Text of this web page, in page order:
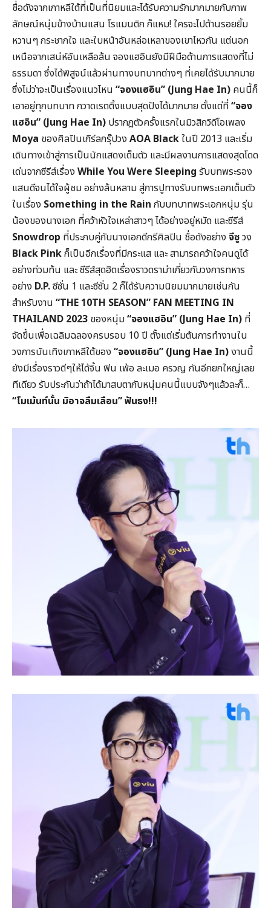
ชื่อดังจากเกาหลีใต้ที่เป็นที่นิยมและได้รับความรักมากมายกับภาพ
ลักษณ์หนุ่มข้างบ้านแสน โรแมนติก ก็แหม! ใครจะไปต้านรอยยิ้ม
หวานๆ กระชากใจ และใบหน้าอันหล่อเหลาของเขาไหวกัน แต่นอก
เหนือจากเสน่ห์อันเหลือล้น จองแฮอินยังมีฝีมือด้านการแสดงที่ไม่
ธรรมดา ซึ่งได้พิสูจน์แล้วผ่านทางบทบาทต่างๆ ที่เคยได้รับมากมาย
ซึ่งไม่ว่าจะเป็นเรื่องแนวไหน “จองแฮอิน” (Jung Hae In) คนนี้ก็
เอาอยู่ทุกบทบาท กวาดเรตติ้งแบบสุดปังได้มากมาย ตั้งแต่ที่“จอง
แฮอิน” (Jung Hae In) ปรากฎตัวครั้งแรกในมิวสิกวิดีโอเพลง
Moya ของศิลปินเกิร์ลกรุ๊ปวง AOA Blackในปี 2013 และเริ่ม
เดินทางเข้าสู่การเป็นนักแสดงเต็มตัว และมีผลงานการแสดงสุดโดด
เด่นจากซีรีส์เรื่อง While You Were Sleeping รับบทพระรอง
แสนดีจนได้ใจผู้ชม อย่างล้นหลาม สู่การปูทางรับบทพระเอกเต็มตัว
ในเรื่อง Something in the Rain กับบทบาทพระเอกหนุ่ม รุ่น
น้องของนางเอก ที่คว้าหัวใจเหล่าสาวๆ ได้อย่างอยู่หมัด และซีรีส์
Snowdrop ที่ประกบคู่กับนางเอกดีกรีศิลปิน ชื่อดังอย่าง จีซูวง
Black Pinkก็เป็นอีกเรื่องที่มีกระแส และ สามารถคว้าใจคนดูได้
อย่างท่วมท้น และ ซีรีส์สุดฮิตเรื่องราวดราม่าเกี่ยวกับวงการทหาร
อย่าง D.P.ซีซั่น 1 และซีซั่น 2 ก็ได้รับความนิยมมากมายเช่นกัน
สำหรับงาน “THE 10TH SEASON” FAN MEETING IN
THAILAND 2023 ของหนุ่ม“จองแฮอิน” (Jung Hae In) ที่
จัดขึ้นเพื่อเฉลิมฉลองครบรอบ 10 ปี ตั้งแต่เริ่มต้นการทำงานใน
วงการบันเทิงเกาหลีใต้ของ “จองแฮอิน” (Jung Hae In)งานนี้
ยังมีเรื่องราวดีๆให้ได้จิ้น ฟิน เพ้อ ละเมอ ครวญ กันอีกยกใหญ่เลย
ทีเดียว รับประกันว่าถ้าได้มาสบตากับหนุ่มคนนี้แบบจังๆแล้วละก็…
“โมเม้นท์นั้น มิอาจลืมเลือน” ฟันธง!!!